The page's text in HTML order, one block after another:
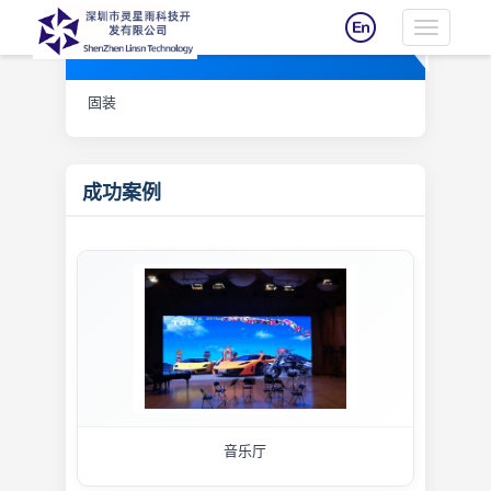
Toggle
成功案例
固装
成功案例
音乐厅